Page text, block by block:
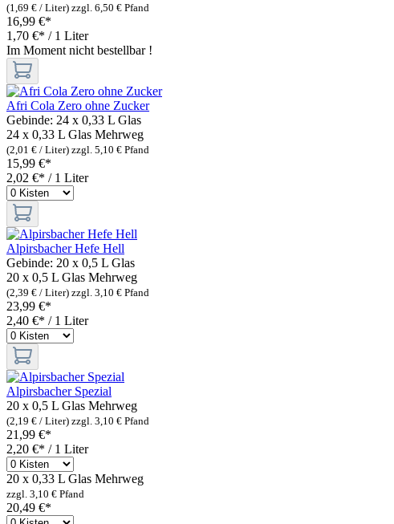
(1,69 € / Liter) zzgl. 6,50 € Pfand
16,99 €*
1,70 €* / 1 Liter
Im Moment nicht bestellbar !
Afri Cola Zero ohne Zucker
Gebinde: 24 x 0,33 L Glas
24 x 0,33 L Glas Mehrweg
(2,01 € / Liter) zzgl. 5,10 € Pfand
15,99 €*
2,02 €* / 1 Liter
Alpirsbacher Hefe Hell
Gebinde: 20 x 0,5 L Glas
20 x 0,5 L Glas Mehrweg
(2,39 € / Liter) zzgl. 3,10 € Pfand
23,99 €*
2,40 €* / 1 Liter
Alpirsbacher Spezial
20 x 0,5 L Glas Mehrweg
(2,19 € / Liter) zzgl. 3,10 € Pfand
21,99 €*
2,20 €* / 1 Liter
20 x 0,33 L Glas Mehrweg
zzgl. 3,10 € Pfand
20,49 €*